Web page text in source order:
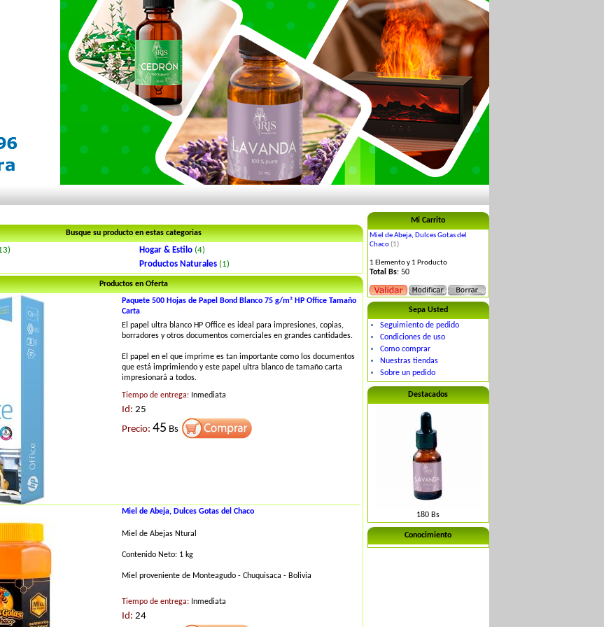
Busque su producto en estas categorias
Hogar & Estilo (4)
Productos Naturales (1)
Productos en Oferta
Paquete 500 Hojas de Papel Bond Blanco 75 g/m² HP Office Tamaño
Carta
El papel ultra blanco HP Office es ideal para impresiones, copias,
borradores y otros documentos comerciales en grandes cantidades.
El papel en el que imprime es tan importante como los documentos
que está imprimiendo y este papel ultra blanco de tamaño carta
impresionará a todos.
Tiempo de entrega: Inmediata
Id: 25
Precio: 45 Bs
Miel de Abeja, Dulces Gotas del Chaco
Miel de Abejas Ntural
Contenido Neto: 1 kg
Miel proveniente de Monteagudo - Chuquisaca - Bolivia
Tiempo de entrega: Inmediata
Id: 24
Mi Carrito
Miel de Abeja, Dulces Gotas del
Chaco (1)
1 Elemento y 1 Producto
Total Bs: 50
Sepa Usted
Seguimiento de pedido
Condiciones de uso
Como comprar
Nuestras tiendas
Sobre un pedido
Destacados
180 Bs
Conocimiento